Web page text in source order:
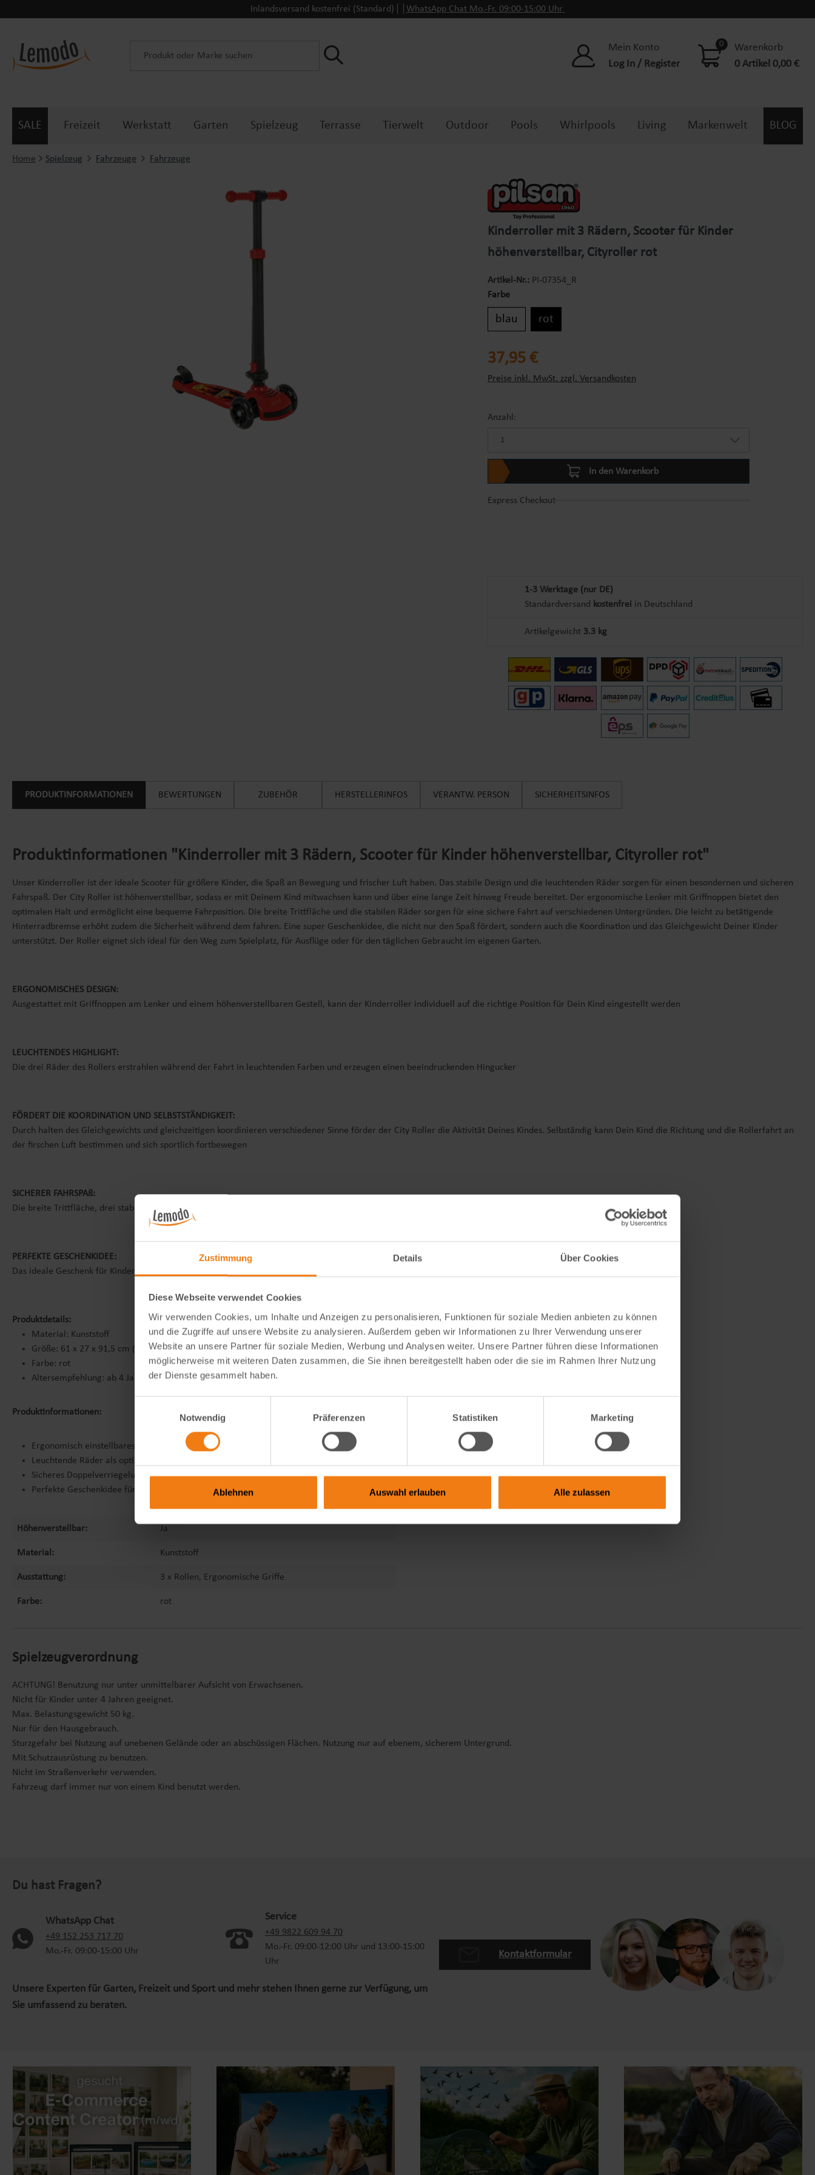
Zustimmung Details Über Cookies
Diese Webseite verwendet Cookies
Wir verwenden Cookies, um Inhalte und Anzeigen zu personalisieren, Funktionen für soziale Medien anbieten zu können
und die Zugriffe auf unsere Website zu analysieren. Außerdem geben wir Informationen zu Ihrer Verwendung unserer
Website an unsere Partner für soziale Medien, Werbung und Analysen weiter. Unsere Partner führen diese Informationen
möglicherweise mit weiteren Daten zusammen, die Sie ihnen bereitgestellt haben oder die sie im Rahmen Ihrer Nutzung
der Dienste gesammelt haben.
Notwendig
Präferenzen Statistiken Marketing
Ablehnen Auswahl erlauben Alle zulassen
Inlandsversand kostenfrei (Standard) WhatsApp Chat Mo.-Fr. 09:00-15:00 Uhr
Mein Konto
Log In / Register
0
Warenkorb
0 Artikel 0,00 €
SALE Freizeit Werkstatt Garten Spielzeug Terrasse Tierwelt Outdoor Pools Whirlpools Living Markenwelt BLOG
Home Spielzeug Fahrzeuge Fahrzeuge
Kinderroller mit 3 Rädern, Scooter für Kinder
höhenverstellbar, Cityroller rot
Artikel-Nr.: PI-07354_R
Farbe
blau rot
Regulärer Preis:
37,95 €
Preise inkl. MwSt. zzgl. Versandkosten
Anzahl:
In den Warenkorb
Express Checkout
1-3 Werktage (nur DE)
Standardversand kostenfrei in Deutschland
Artikelgewicht 3.3 kg
PRODUKTINFORMATIONEN BEWERTUNGEN ZUBEHÖR HERSTELLERINFOS VERANTW. PERSON SICHERHEITSINFOS
Produktinformationen "Kinderroller mit 3 Rädern, Scooter für Kinder höhenverstellbar, Cityroller rot"
Unser Kinderroller ist der ideale Scooter für größere Kinder, die Spaß an Bewegung und frischer Luft haben. Das stabile Design und die leuchtenden Räder sorgen für einen besondernen und sicheren
Fahrspaß. Der City Roller ist höhenverstellbar, sodass er mit Deinem Kind mitwachsen kann und über eine lange Zeit hinweg Freude bereitet. Der ergonomische Lenker mit Griffnoppen bietet den
optimalen Halt und ermöglicht eine bequeme Fahrposition. Die breite Trittfläche und die stabilen Räder sorgen für eine sichere Fahrt auf verschiedenen Untergründen. Die leicht zu betätigende
Hinterradbremse erhöht zudem die Sicherheit während dem fahren. Eine super Geschenkidee, die nicht nur den Spaß fördert, sondern auch die Koordination und das Gleichgewicht Deiner Kinder
unterstützt. Der Roller eignet sich ideal für den Weg zum Spielplatz, für Ausflüge oder für den täglichen Gebraucht im eigenen Garten.
ERGONOMISCHES DESIGN:
Ausgestattet mit Griffnoppen am Lenker und einem höhenverstellbaren Gestell, kann der Kinderroller individuell auf die richtige Position für Dein Kind eingestellt werden
LEUCHTENDES HIGHLIGHT:
Die drei Räder des Rollers erstrahlen während der Fahrt in leuchtenden Farben und erzeugen einen beeindruckenden Hingucker
FÖRDERT DIE KOORDINATION UND SELBSTSTÄNDIGKEIT:
Durch halten des Gleichgewichts und gleichzeitigen koordinieren verschiedener Sinne förder der City Roller die Aktivität Deines Kindes. Selbständig kann Dein Kind die Richtung und die Rollerfahrt an
der firschen Luft bestimmen und sich sportlich fortbewegen
SICHERER FAHRSPAß:
Die breite Trittfläche, drei stabilen Räder und die leicht zu betätigende Hinterradbremse erhöht die Sicherheit und ermöglicht ein unkompliziertes fahren
PERFEKTE GESCHENKIDEE:
Das ideale Geschenk für Kinder ab 4 Jahren, welches über viele Jahre hinweg freude bereitet
Produktdetails:
Material: Kunststoff
Größe: 61 x 27 x 91,5 cm (L x B x H)
Farbe: rot
Altersempfehlung: ab 4 Jahren
Produktinformationen:
Ergonomisch einstellbares Design
Leuchtende Räder als optischer Blickfang während dem fahren
Sicheres Doppelverriegelungssystem
Perfekte Geschenkidee für Kinder ab 4 Jahren
Höhenverstellbar: Ja
Material: Kunststoff
Ausstattung: 3 x Rollen, Ergonomische Griffe
Farbe: rot
Spielzeugverordnung
ACHTUNG! Benutzung nur unter unmittelbarer Aufsicht von Erwachsenen.
Nicht für Kinder unter 4 Jahren geeignet.
Max. Belastungsgewicht 50 kg.
Nur für den Hausgebrauch.
Sturzgefahr bei Nutzung auf unebenen Gelände oder an abschüssigen Flächen. Nutzung nur auf ebenem, sicherem Untergrund.
Mit Schutzausrüstung zu benutzen.
Nicht im Straßenverkehr verwenden.
Fahrzeug darf immer nur von einem Kind benutzt werden.
Du hast Fragen?
WhatsApp Chat
+49 152 253 717 70
Mo.-Fr. 09:00-15:00 Uhr
Service
+49 9822 609 94 70
Mo.-Fr. 09:00-12:00 Uhr und 13:00-15:00
Uhr
Unsere Experten für Garten, Freizeit und Sport und mehr stehen Ihnen gerne zur Verfügung, um
Sie umfassend zu beraten.
Kontaktformular